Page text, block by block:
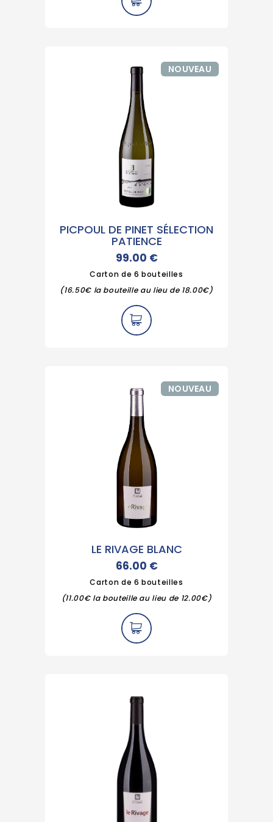
PICPOUL DE PINET SÉLECTION
PATIENCE
99.00 €
Carton de 6 bouteilles
(16.50€ la bouteille au lieu de 18.00€)
NOUVEAU
LE RIVAGE BLANC
66.00 €
Carton de 6 bouteilles
(11.00€ la bouteille au lieu de 12.00€)
NOUVEAU